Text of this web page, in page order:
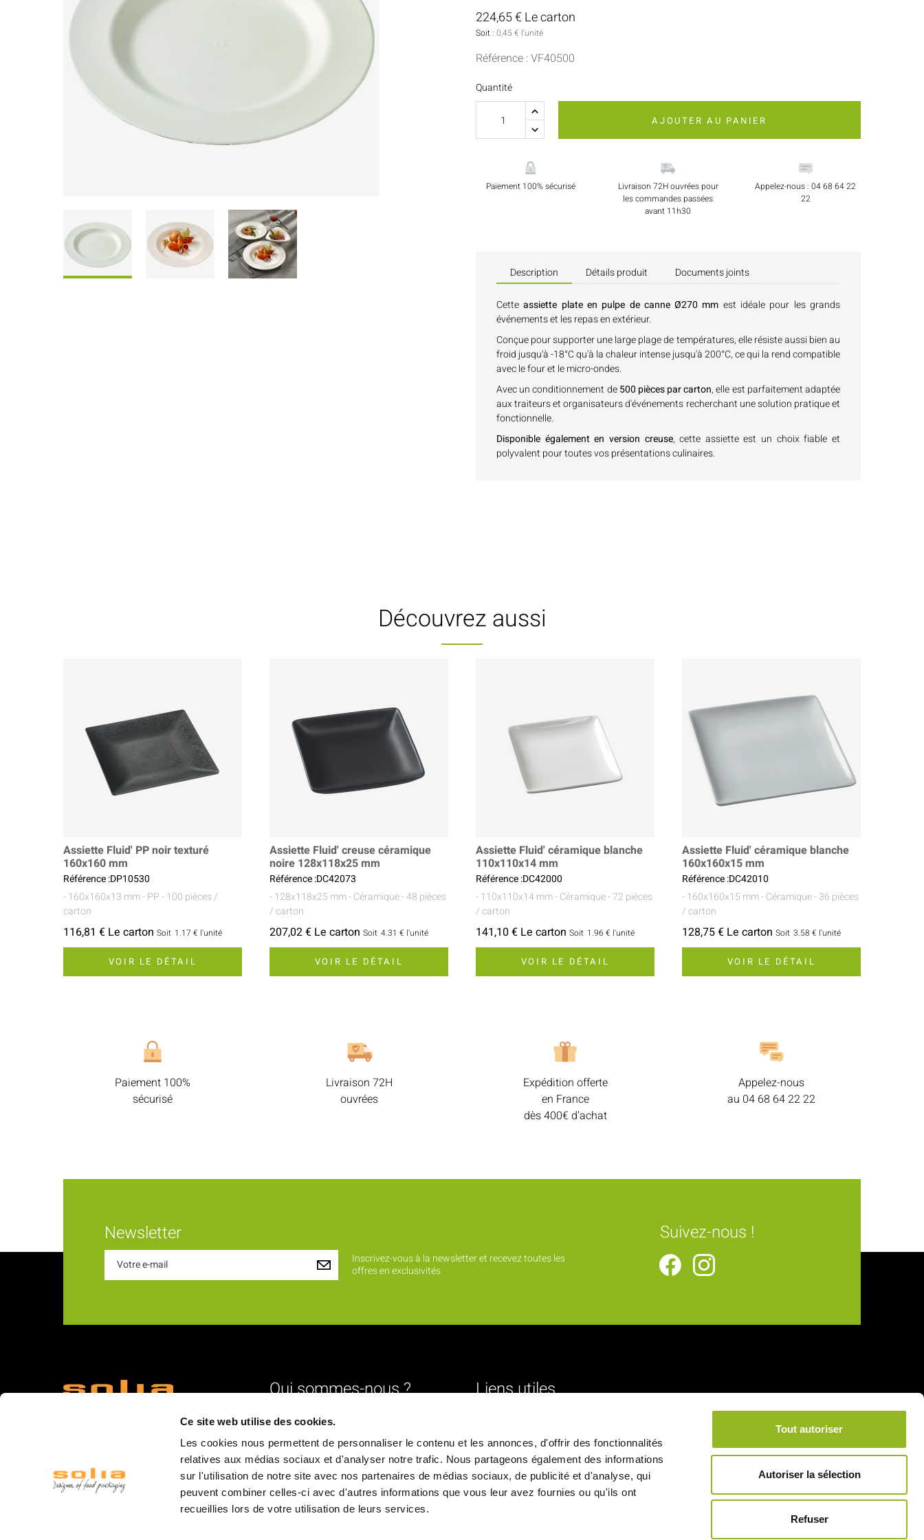
Ce site web utilise des cookies.
Les cookies nous permettent de personnaliser le contenu et les annonces, d'offrir des fonctionnalités
relatives aux médias sociaux et d'analyser notre trafic. Nous partageons également des informations
sur l'utilisation de notre site avec nos partenaires de médias sociaux, de publicité et d'analyse, qui
peuvent combiner celles-ci avec d'autres informations que vous leur avez fournies ou qu'ils ont
recueillies lors de votre utilisation de leurs services.
Tout autoriser
Autoriser la sélection
Refuser
Nappes Et Serviettes
224,65 € Le carton
Soit : 0,45 € l'unité
Référence : VF40500
Quantité
AJOUTER AU PANIER
Paiement 100% sécurisé
Livraison 72H ouvrées pour
les commandes passées
avant 11h30
Appelez-nous : 04 68 64 22
22
Description Détails produit Documents joints
Cetteassiette plate en pulpe de canne Ø270 mm est idéale pour les grands
événements et les repas en extérieur.
Conçue pour supporter une large plage de températures, elle résiste aussi bien au
froid jusqu'à -18°C qu'à la chaleur intense jusqu'à 200°C, ce qui la rend compatible
avec le four et le micro-ondes.
Avec un conditionnement de500 pièces par carton, elle est parfaitement adaptée
aux traiteurs et organisateurs d'événements recherchant une solution pratique et
fonctionnelle.
Disponible également en version creuse, cette assiette est un choix fiable et
polyvalent pour toutes vos présentations culinaires.
Découvrez aussi
Assiette Fluid' PP noir texturé
160x160 mm
Référence :DP10530
- 160x160x13 mm- PP- 100 pièces /
carton
116,81 € Le carton Soit 1.17 € l'unité
VOIR LE DÉTAIL
Assiette Fluid' creuse céramique
noire 128x118x25 mm
Référence :DC42073
- 128x118x25 mm- Céramique- 48 pièces
/ carton
207,02 € Le carton Soit 4.31 € l'unité
VOIR LE DÉTAIL
Assiette Fluid' céramique blanche
110x110x14 mm
Référence :DC42000
- 110x110x14 mm- Céramique- 72 pièces
/ carton
141,10 € Le carton Soit 1.96 € l'unité
VOIR LE DÉTAIL
Assiette Fluid' céramique blanche
160x160x15 mm
Référence :DC42010
- 160x160x15 mm- Céramique- 36 pièces
/ carton
128,75 € Le carton Soit 3.58 € l'unité
VOIR LE DÉTAIL
Paiement 100%
sécurisé
Livraison 72H
ouvrées
Expédition offerte
en France
dès 400€ d’achat
Appelez-nous
au 04 68 64 22 22
Newsletter
Inscrivez-vous à la newsletter et recevez toutes les
offres en exclusivités
Suivez-nous !
Qui sommes-nous ?
L'identité
Nos valeurs
La structure
L'équipe
La logistique
Liens utiles
Mentions légales
Conditions générales de vente
Paiement sécurisé